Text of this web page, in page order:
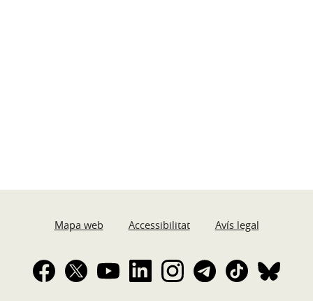
Mapa web Accessibilitat Avís legal